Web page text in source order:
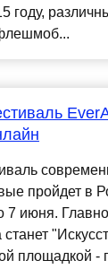
году,
пройдет в
7 июня.
площадкой -